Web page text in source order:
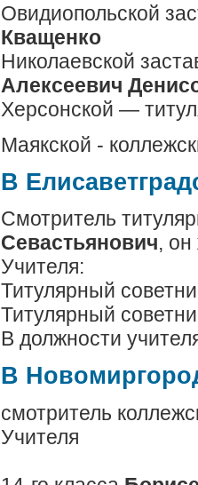
Овидиопольской
Кващенко
Николаевской
Алексеевич
Херсонской —
Маякской -
В
Смотритель
Севастьянович,
Учителя:
Титулярный
Титулярный
В должности
В
смотритель
Учителя